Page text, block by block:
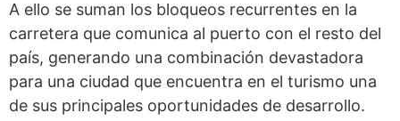
A ello se suman los bloqueos recurrentes en la
carretera que comunica al puerto con el resto del
país, generando una combinación devastadora
para una ciudad que encuentra en el turismo una
de sus principales oportunidades de desarrollo.